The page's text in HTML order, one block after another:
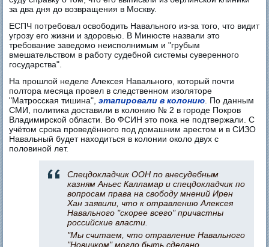
за два дня до возвращения в Москву.
ЕСПЧ потребовал освободить Навального из-за того, что видит
угрозу его жизни и здоровью. В Минюсте назвали это
требование заведомо неисполнимым и "грубым
вмешательством в работу судебной системы суверенного
государства".
На прошлой неделе Алексея Навального, который почти
полтора месяца провел в следственном изоляторе
"Матросская тишина",этапировали в колонию. По данным
СМИ, политика доставили в колонию № 2 в городе Покров
Владимирской области. Во ФСИН это пока не подтвержали. С
учётом срока проведённого под домашним арестом и в СИЗО
Навальный будет находиться в колонии около двух с
половиной лет.
Спецдокладчик ООН по внесудебным
казням Аньес Калламар и спецдокладчик по
вопросам права на свободу мнений Ирен
Хан заявили, что к отравлению Алексея
Навального "скорее всего" причастны
российские власти.
"Мы считаем, что отравление Навального
"Новичком" могло быть сделано